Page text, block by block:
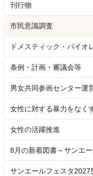
刊行物
市民意識調査
ドメスティック・バイオ
条例・計画・審議会等
男女共同参画センター運
女性に対する暴力をなく
女性の活躍推進
8月の新着図書～サンエ
サンエールフェスタ